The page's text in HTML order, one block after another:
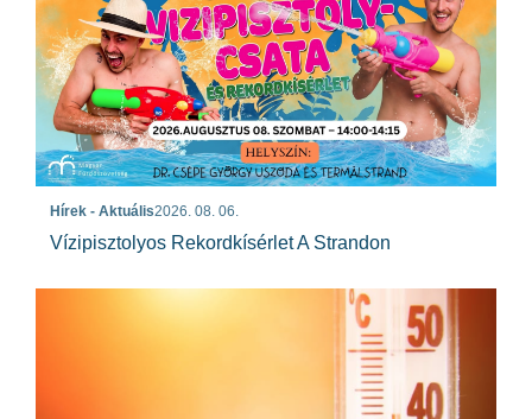
Hírek - Aktuális2026. 08. 06.
Vízipisztolyos Rekordkísérlet A Strandon